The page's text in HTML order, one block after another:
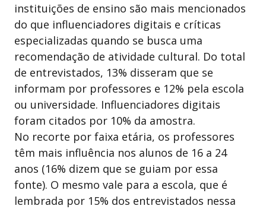
instituições de ensino são mais mencionados
do que influenciadores digitais e críticas
especializadas quando se busca uma
recomendação de atividade cultural. Do total
de entrevistados, 13% disseram que se
informam por professores e 12% pela escola
ou universidade. Influenciadores digitais
foram citados por 10% da amostra.
No recorte por faixa etária, os professores
têm mais influência nos alunos de 16 a 24
anos (16% dizem que se guiam por essa
fonte). O mesmo vale para a escola, que é
lembrada por 15% dos entrevistados nessa